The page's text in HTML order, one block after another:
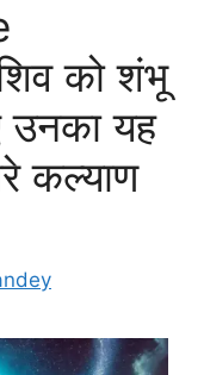
को शंभू
उनका यह
कल्याण